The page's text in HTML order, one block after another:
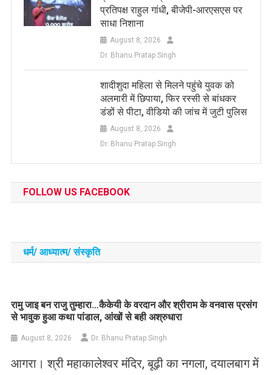
प्रतिपक्ष राहुल गांधी, बीजेपी-आरएसएस पर
साधा निशाना
August 8, 2026
Dr. Bhanu Pratap Singh
शादीशुदा महिला से मिलने पहुंचे युवक को
अलमारी में छिपाया, फिर रस्सी से बांधकर
डंडों से पीटा, वीडियो की जांच में जुटी पुलिस
August 8, 2026
Dr. Bhanu Pratap Singh
FOLLOW US FACEBOOK
धर्म/ आध्‍यात्‍म/ संस्‍कृति
रामु जाइ बन राजु तुम्हारा…कैकेयी के वरदान और श्रीराम के वनवास प्रसंग
से भावुक हुआ कथा पांडाल, आंखों से बही अश्रुधारा
August 8, 2026 Dr. Bhanu Pratap Singh
आगरा। श्री महाकालेश्वर मंदिर, बूढ़ी का नगला, दयालबाग में